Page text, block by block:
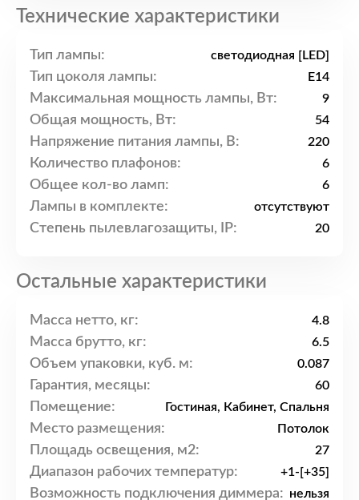
Технические характеристики
Тип лампы: светодиодная [LED]
Тип цоколя лампы: E14
Максимальная мощность лампы, Вт: 9
Общая мощность, Вт: 54
Напряжение питания лампы, В: 220
Количество плафонов: 6
Общее кол-во ламп: 6
Лампы в комплекте: отсутствуют
Степень пылевлагозащиты, IP: 20
Остальные характеристики
Масса нетто, кг: 4.8
Масса брутто, кг: 6.5
Объем упаковки, куб. м: 0.087
Гарантия, месяцы: 60
Помещение: Гостиная, Кабинет, Спальня
Место размещения: Потолок
Площадь освещения, м2: 27
Диапазон рабочих температур: +1-[+35]
Возможность подключения диммера: нельзя